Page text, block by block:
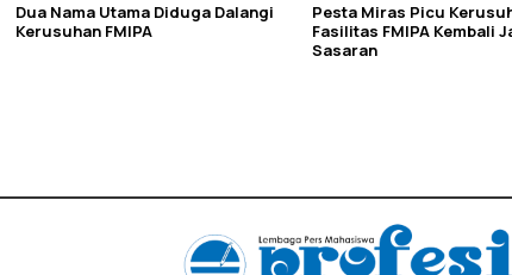
Dua Nama Utama Diduga Dalangi
Kerusuhan FMIPA
Pesta Miras Picu
Fasilitas FMIPA Kembali
Sasaran